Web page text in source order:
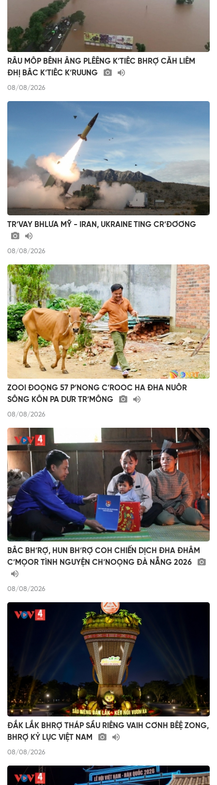
RÂU MÔP BÊNH ÂNG PLÊÊNG K’TIÊC BHRỢ CĂH LIÊM
ĐHỊ BÂC K’TIÊC K’RUUNG
08/08/2026
TR’VAY BHLƯA MỸ - IRAN, UKRAINE TING CR’ĐƠƠNG
08/08/2026
ZOOI ĐOỌNG 57 P’NONG C’ROOC HA ĐHA NUÔR
SÔNG KÔN PA DƯR TR’MÔNG
08/08/2026
BÂC BH’RỢ, HUN BH’RỢ COH CHIẾN DỊCH ĐHA ĐHÂM
C’MỌOR TÌNH NGUYỆN CH’NOỌNG ĐÀ NẴNG 2026
08/08/2026
ĐẮK LẮK BHRỢ THÁP SẦU RIÊNG VAIH CƠNH BÊỆ ZONG,
BHRỢ KỶ LỤC VIỆT NAM
08/08/2026